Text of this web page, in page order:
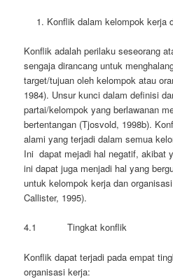
Konflik dalam kelompok kerja
Konflik adalah perilaku seseorang
sengaja dirancang untuk
target/tujuan oleh kelompok atau
1984). Unsur kunci dalam definisi
partai/kelompok yang berlawanan
bertentangan (Tjosvold, 1998b).
alami yang terjadi dalam semua
Ini dapat mejadi hal negatif, akibat
ini dapat juga menjadi hal yang
untuk kelompok kerja dan
Callister, 1995).
4.1 Tingkat konflik
Konflik dapat terjadi pada empat
organisasi kerja: